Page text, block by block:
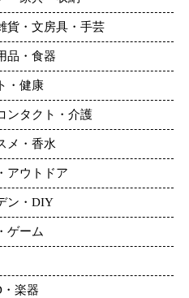
貨・文房具・手芸
品・食器
・健康
ンタクト・介護
メ・香水
アウトドア
ン・DIY
ゲーム
楽器